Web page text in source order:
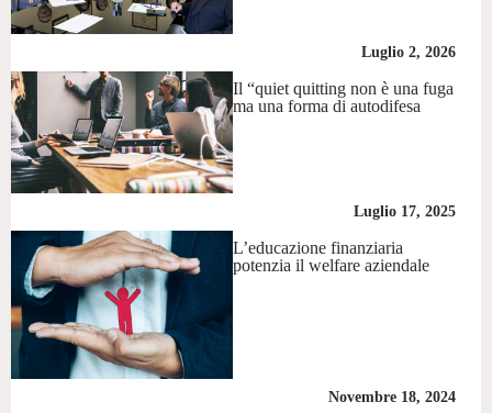
Luglio 2, 2026
Il “quiet quitting non è una fuga
ma una forma di autodifesa
Luglio 17, 2025
L’educazione finanziaria
potenzia il welfare aziendale
Novembre 18, 2024